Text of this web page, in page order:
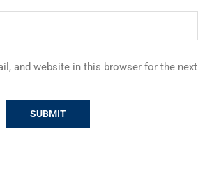
and website in this browser for the next